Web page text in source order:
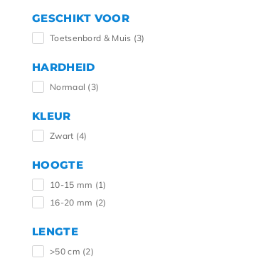
GESCHIKT VOOR
Toetsenbord & Muis (3)
HARDHEID
Normaal (3)
KLEUR
Zwart (4)
HOOGTE
10-15 mm (1)
16-20 mm (2)
LENGTE
>50 cm (2)